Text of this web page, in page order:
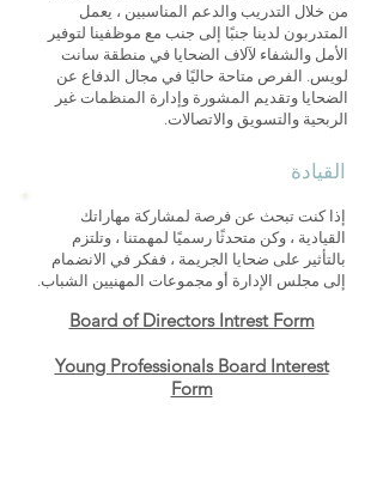
من خلال التدريب والدعم المناسبين ، يعمل
المتدربون لدينا جنبًا إلى جنب مع موظفينا لتوفير
الأمل والشفاء لآلاف الضحايا في منطقة سانت
لويس. الفرص متاحة حاليًا في مجال الدفاع عن
الضحايا وتقديم المشورة وإدارة المنظمات غير
الربحية والتسويق والاتصالات.
القيادة
إذا كنت تبحث عن فرصة لمشاركة مهاراتك
القيادية ، وكن متحدثًا رسميًا لمهمتنا ، وتلتزم
بالتأثير على ضحايا الجريمة ، ففكر في الانضمام
إلى مجلس الإدارة أو مجموعات المهنيين الشباب.
Board of Directors Intrest Form
Young Professionals Board Interest
Form